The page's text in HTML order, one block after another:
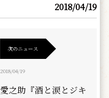
2018/04/19
次のニュース
2018/04/19
愛之助『酒と涙とジキ